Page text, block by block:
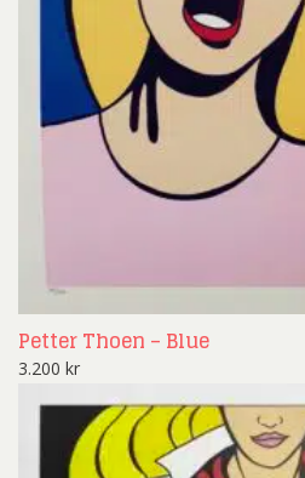
Petter Thoen – Blue
3.200 kr